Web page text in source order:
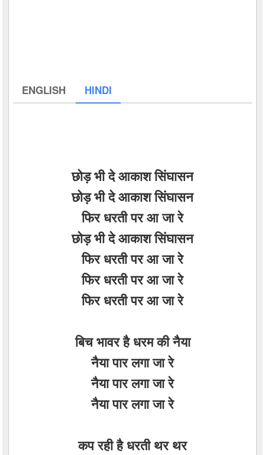
ENGLISH HINDI
छोड़ भी दे आकाश सिंघासन
छोड़ भी दे आकाश सिंघासन
फिर धरती पर आ जा रे
छोड़ भी दे आकाश सिंघासन
फिर धरती पर आ जा रे
फिर धरती पर आ जा रे
फिर धरती पर आ जा रे
बिच भावर है धरम की नैया
नैया पार लगा जा रे
नैया पार लगा जा रे
नैया पार लगा जा रे
कप रही है धरती थर थर